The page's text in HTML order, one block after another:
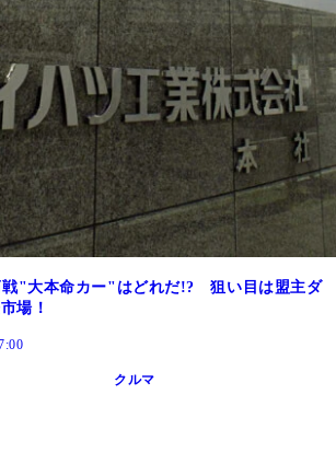
戦"大本命カー"はどれだ!? 狙い目は盟主ダ
場！
クルマ